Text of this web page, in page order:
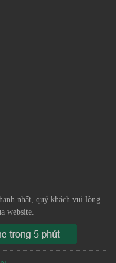
nhất, quý khách vui lòng
website.